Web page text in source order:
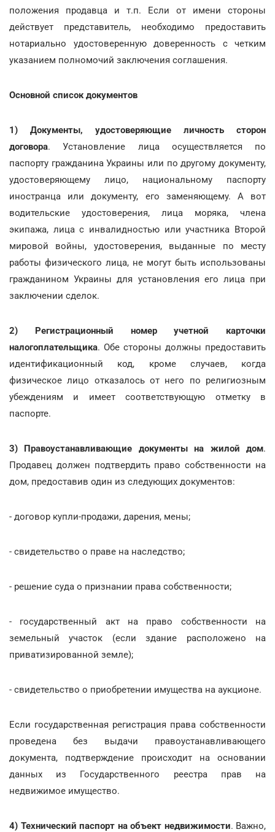
положения продавца и т.п. Если от имени стороны
действует представитель, необходимо предоставить
нотариально удостоверенную доверенность с четким
указанием полномочий заключения соглашения.
Основной список документов
1) Документы, удостоверяющие личность сторон
договора. Установление лица осуществляется по
паспорту гражданина Украины или по другому документу,
удостоверяющему лицо, национальному паспорту
иностранца или документу, его заменяющему. А вот
водительские удостоверения, лица моряка, члена
экипажа, лица с инвалидностью или участника Второй
мировой войны, удостоверения, выданные по месту
работы физического лица, не могут быть использованы
гражданином Украины для установления его лица при
заключении сделок.
2) Регистрационный номер учетной карточки
налогоплательщика. Обе стороны должны предоставить
идентификационный код, кроме случаев, когда
физическое лицо отказалось от него по религиозным
убеждениям и имеет соответствующую отметку в
паспорте.
3) Правоустанавливающие документы на жилой дом.
Продавец должен подтвердить право собственности на
дом, предоставив один из следующих документов:
- договор купли-продажи, дарения, мены;
- свидетельство о праве на наследство;
- решение суда о признании права собственности;
- государственный акт на право собственности на
земельный участок (если здание расположено на
приватизированной земле);
- свидетельство о приобретении имущества на аукционе.
Если государственная регистрация права собственности
проведена без выдачи правоустанавливающего
документа, подтверждение происходит на основании
данных из Государственного реестра прав на
недвижимое имущество.
4) Технический паспорт на объект недвижимости. Важно,